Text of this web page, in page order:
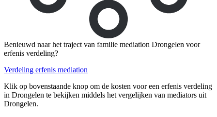
Benieuwd naar het traject van familie mediation Drongelen voor
erfenis verdeling?
Verdeling erfenis mediation
Klik op bovenstaande knop om de kosten voor een erfenis verdeling
in Drongelen te bekijken middels het vergelijken van mediators uit
Drongelen.